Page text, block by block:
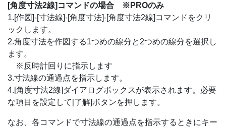
[角度寸法2線]コマンドの場合 ※PROのみ
1.[作図]-[寸法線]-[角度寸法]-[角度寸法2線]コマンドをクリ
ックします。
2.角度寸法を作図する1つめの線分と2つめの線分を選択し
ます。
※反時計回りに指示します
3.寸法線の通過点を指示します。
4.[角度寸法2線]ダイアログボックスが表示されます。必要
な項目を設定して[了解]ボタンを押します。
なお、各コマンドで寸法線の通過点を指示するときにキー